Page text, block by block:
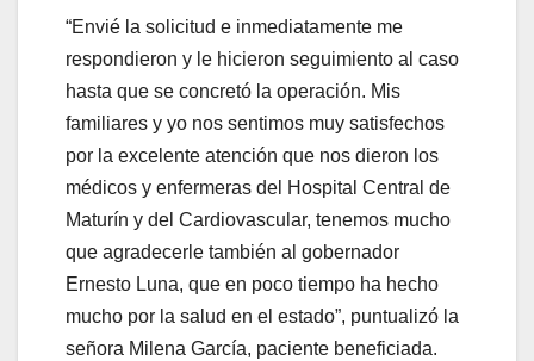
“Envié la solicitud e inmediatamente me
respondieron y le hicieron seguimiento al caso
hasta que se concretó la operación. Mis
familiares y yo nos sentimos muy satisfechos
por la excelente atención que nos dieron los
médicos y enfermeras del Hospital Central de
Maturín y del Cardiovascular, tenemos mucho
que agradecerle también al gobernador
Ernesto Luna, que en poco tiempo ha hecho
mucho por la salud en el estado”, puntualizó la
señora Milena García, paciente beneficiada.